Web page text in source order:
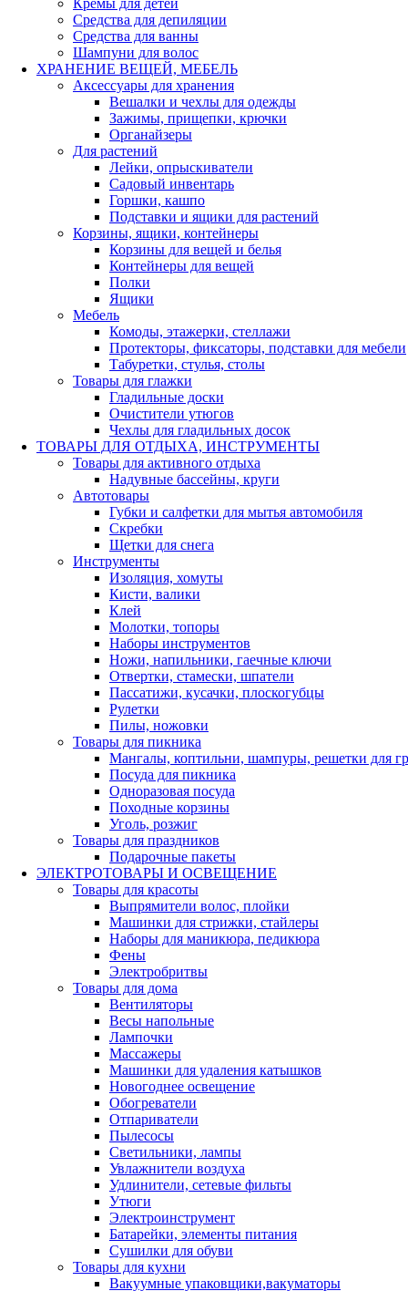
Кремы для детей
Средства для депиляции
Средства для ванны
Шампуни для волос
ХРАНЕНИЕ ВЕЩЕЙ, МЕБЕЛЬ
Аксессуары для хранения
Вешалки и чехлы для одежды
Зажимы, прищепки, крючки
Органайзеры
Для растений
Лейки, опрыскиватели
Садовый инвентарь
Горшки, кашпо
Подставки и ящики для растений
Корзины, ящики, контейнеры
Корзины для вещей и белья
Контейнеры для вещей
Полки
Ящики
Мебель
Комоды, этажерки, стеллажи
Протекторы, фиксаторы, подставки для мебели
Табуретки, стулья, столы
Товары для глажки
Гладильные доски
Очистители утюгов
Чехлы для гладильных досок
ТОВАРЫ ДЛЯ ОТДЫХА, ИНСТРУМЕНТЫ
Товары для активного отдыха
Надувные бассейны, круги
Автотовары
Губки и салфетки для мытья автомобиля
Скребки
Щетки для снега
Инструменты
Изоляция, хомуты
Кисти, валики
Клей
Молотки, топоры
Наборы инструментов
Ножи, напильники, гаечные ключи
Отвертки, стамески, шпатели
Пассатижи, кусачки, плоскогубцы
Рулетки
Пилы, ножовки
Товары для пикника
Мангалы, коптильни, шампуры, решетки для
Посуда для пикника
Одноразовая посуда
Походные корзины
Уголь, розжиг
Товары для праздников
Подарочные пакеты
ЭЛЕКТРОТОВАРЫ И ОСВЕЩЕНИЕ
Товары для красоты
Выпрямители волос, плойки
Машинки для стрижки, стайлеры
Наборы для маникюра, педикюра
Фены
Электробритвы
Товары для дома
Вентиляторы
Весы напольные
Лампочки
Массажеры
Машинки для удаления катышков
Новогоднее освещение
Обогреватели
Отпариватели
Пылесосы
Светильники, лампы
Увлажнители воздуха
Удлинители, сетевые фильты
Утюги
Электроинструмент
Батарейки, элементы питания
Сушилки для обуви
Товары для кухни
Вакуумные упаковщики,вакуматоры